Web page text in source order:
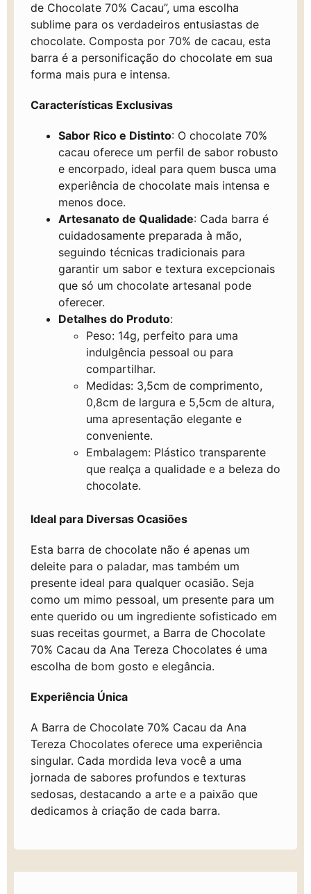
de Chocolate 70% Cacau”, uma escolha
sublime para os verdadeiros entusiastas de
chocolate. Composta por 70% de cacau, esta
barra é a personificação do chocolate em sua
forma mais pura e intensa.
Características Exclusivas
Sabor Rico e Distinto: O chocolate 70%
cacau oferece um perfil de sabor robusto
e encorpado, ideal para quem busca uma
experiência de chocolate mais intensa e
menos doce.
Artesanato de Qualidade: Cada barra é
cuidadosamente preparada à mão,
seguindo técnicas tradicionais para
garantir um sabor e textura excepcionais
que só um chocolate artesanal pode
oferecer.
Detalhes do Produto:
Peso: 14g, perfeito para uma
indulgência pessoal ou para
compartilhar.
Medidas: 3,5cm de comprimento,
0,8cm de largura e 5,5cm de altura,
uma apresentação elegante e
conveniente.
Embalagem: Plástico transparente
que realça a qualidade e a beleza do
chocolate.
Ideal para Diversas Ocasiões
Esta barra de chocolate não é apenas um
deleite para o paladar, mas também um
presente ideal para qualquer ocasião. Seja
como um mimo pessoal, um presente para um
ente querido ou um ingrediente sofisticado em
suas receitas gourmet, a Barra de Chocolate
70% Cacau da Ana Tereza Chocolates é uma
escolha de bom gosto e elegância.
Experiência Única
A Barra de Chocolate 70% Cacau da Ana
Tereza Chocolates oferece uma experiência
singular. Cada mordida leva você a uma
jornada de sabores profundos e texturas
sedosas, destacando a arte e a paixão que
dedicamos à criação de cada barra.